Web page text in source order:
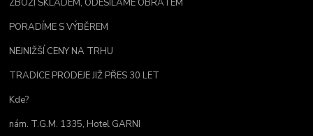
PORADÍME S VÝBĚREM
NEJNIŽŠÍ CENY NA TRHU
TRADICE PRODEJE JIŽ PŘES 30 LET
Kde?
nám. T.G.M. 1335, Hotel GARNI